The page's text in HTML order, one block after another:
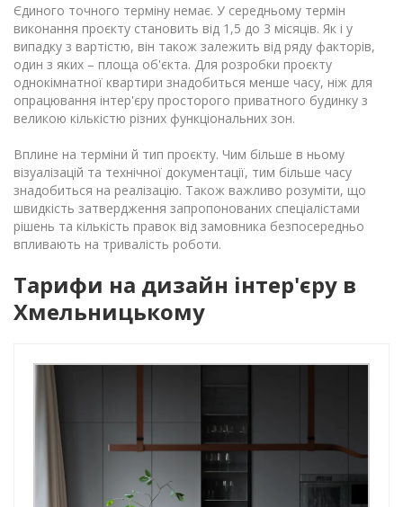
Єдиного точного терміну немає. У середньому термін
виконання проєкту становить від 1,5 до 3 місяців. Як і у
випадку з вартістю, він також залежить від ряду факторів,
один з яких – площа об'єкта. Для розробки проєкту
однокімнатної квартири знадобиться менше часу, ніж для
опрацювання інтер'єру просторого приватного будинку з
великою кількістю різних функціональних зон.
Вплине на терміни й тип проєкту. Чим більше в ньому
візуалізацій та технічної документації, тим більше часу
знадобиться на реалізацію. Також важливо розуміти, що
швидкість затвердження запропонованих спеціалістами
рішень та кількість правок від замовника безпосередньо
впливають на тривалість роботи.
Тарифи на дизайн інтер'єру в
Хмельницькому